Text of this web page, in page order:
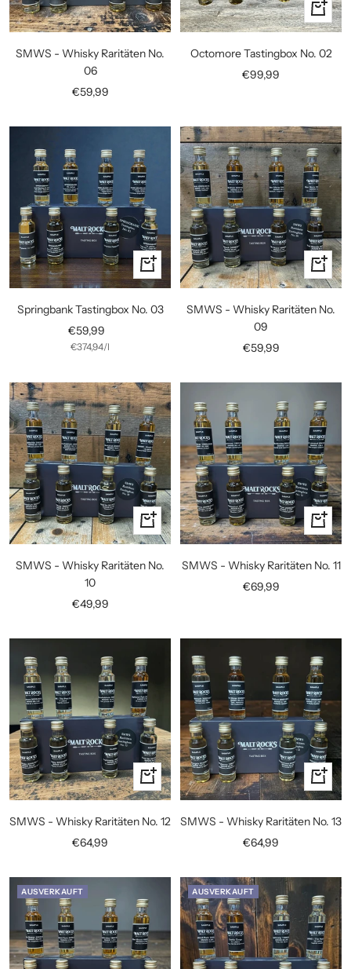
SMWS - Whisky Raritäten No.
06
Angebotspreis
€59,99
In
den
Octomore Tastingbox No. 02
Angebotspreis
€99,99
In
den
Warenkorb
Springbank Tastingbox No. 03
Angebotspreis
€59,99
€374,94/l
In
den
SMWS - Whisky Raritäten No.
09
Angebotspreis
€59,99
In
den
Warenkorb
SMWS - Whisky Raritäten No.
10
Angebotspreis
€49,99
In
den
SMWS - Whisky Raritäten No. 11
Angebotspreis
€69,99
In
den
Warenkorb
SMWS - Whisky Raritäten No. 12
Angebotspreis
€64,99
In
den
SMWS - Whisky Raritäten No. 13
Angebotspreis
€64,99
AUSVERKAUFT AUSVERKAUFT